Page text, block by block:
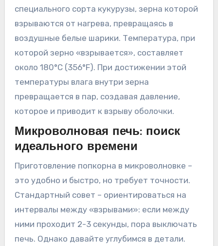
специального сорта кукурузы, зерна которой
взрываются от нагрева, превращаясь в
воздушные белые шарики. Температура, при
которой зерно «взрывается», составляет
около 180°C (356°F). При достижении этой
температуры влага внутри зерна
превращается в пар, создавая давление,
которое и приводит к взрыву оболочки.
Микроволновая печь: поиск
идеального времени
Приготовление попкорна в микроволновке –
это удобно и быстро, но требует точности.
Стандартный совет – ориентироваться на
интервалы между «взрывами»: если между
ними проходит 2-3 секунды, пора выключать
печь. Однако давайте углубимся в детали.